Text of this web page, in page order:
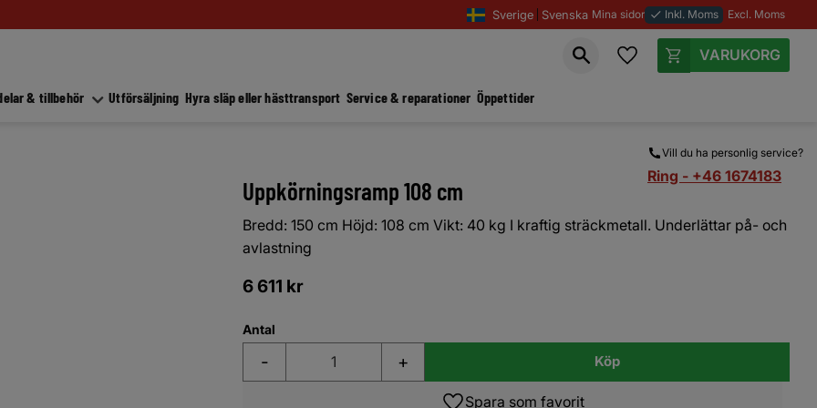
Sverige Svenska Mina sidor done Inkl. Moms Excl. Moms
Vill du ha personlig service?
Ring - +46 1674183
Favoriter
Kundvagn
& tillbehör Utförsäljning Hyra släp eller hästtransport Service & reparationer Öppettider
Uppkörningsramp 108 cm
Bredd: 150 cm Höjd: 108 cm Vikt: 40 kg I kraftig sträckmetall. Underlättar på- och
avlastning
6 611 kr
Antal
+
- Köp